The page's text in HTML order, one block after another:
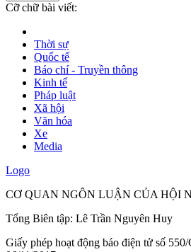
Cỡ chữ bài viết:
Thời sự
Quốc tế
Báo chí - Truyền thông
Kinh tế
Pháp luật
Xã hội
Văn hóa
Xe
Media
Logo
CƠ QUAN NGÔN LUẬN CỦA HỘI
Tổng Biên tập: Lê Trần Nguyên Huy
Giấy phép hoạt động báo điện tử số